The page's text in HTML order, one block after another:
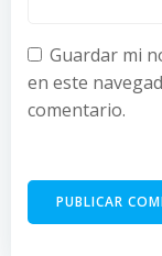
Guardar mi
en este
comentario.